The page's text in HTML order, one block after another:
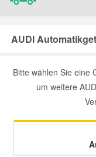
AUDI
Bitte wählen Sie eine
um weitere